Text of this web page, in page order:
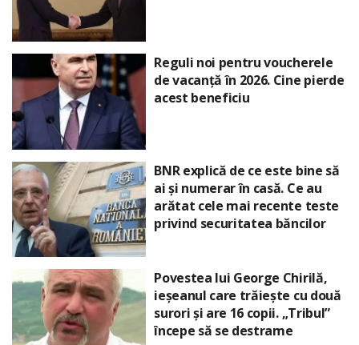
Reguli noi pentru voucherele
de vacanță în 2026. Cine pierde
acest beneficiu
BNR explică de ce este bine să
ai și numerar în casă. Ce au
arătat cele mai recente teste
privind securitatea băncilor
Povestea lui George Chirilă,
ieșeanul care trăiește cu două
surori și are 16 copii. „Tribul”
începe să se destrame